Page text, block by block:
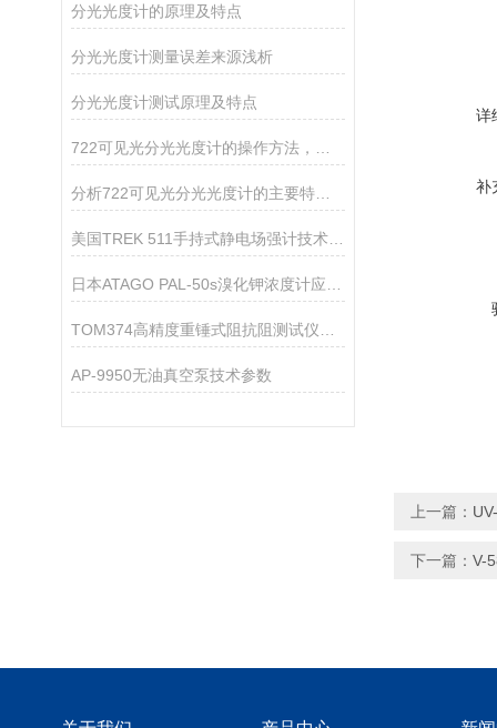
分光光度计的原理及特点
分光光度计测量误差来源浅析
分光光度计测试原理及特点
分析722可见光分光光度计的主要特点和维护
美国TREK 511手持式静电场强计技术参数
AP-9950无油真空泵技术参数
详
补
上一篇：
下一篇： V-